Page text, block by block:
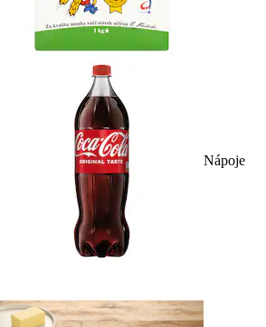
Nápoje